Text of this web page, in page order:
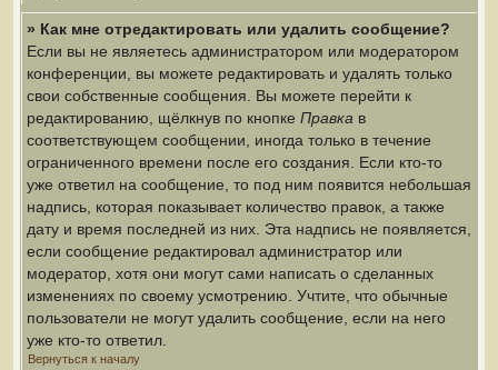
» Как мне отредактировать или удалить сообщение?
Если вы не являетесь администратором или модератором
конференции, вы можете редактировать и удалять только
свои собственные сообщения. Вы можете перейти к
редактированию, щёлкнув по кнопке Правка в
соответствующем сообщении, иногда только в течение
ограниченного времени после его создания. Если кто-то
уже ответил на сообщение, то под ним появится небольшая
надпись, которая показывает количество правок, а также
дату и время последней из них. Эта надпись не появляется,
если сообщение редактировал администратор или
модератор, хотя они могут сами написать о сделанных
изменениях по своему усмотрению. Учтите, что обычные
пользователи не могут удалить сообщение, если на него
уже кто-то ответил.
Вернуться к началу